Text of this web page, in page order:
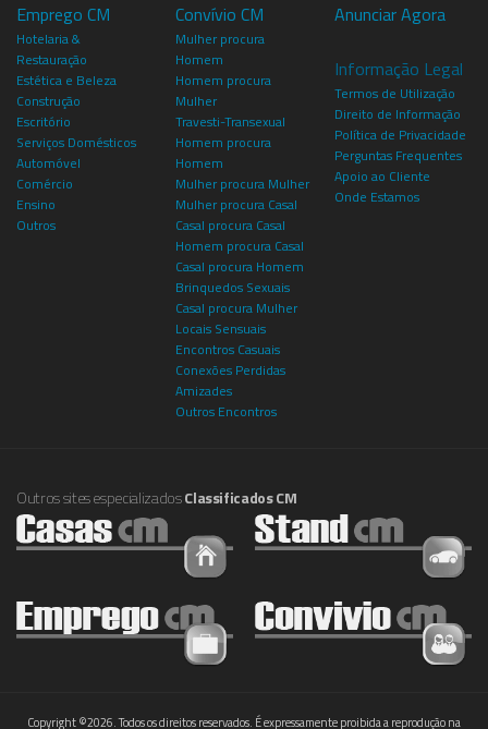
Emprego CM
Hotelaria &
Restauração
Estética e Beleza
Construção
Escritório
Serviços Domésticos
Automóvel
Comércio
Ensino
Outros
Convívio CM
Mulher procura
Homem
Homem procura
Mulher
Travesti-Transexual
Homem procura
Homem
Mulher procura Mulher
Mulher procura Casal
Casal procura Casal
Homem procura Casal
Casal procura Homem
Brinquedos Sexuais
Casal procura Mulher
Locais Sensuais
Encontros Casuais
Conexões Perdidas
Amizades
Outros Encontros
Anunciar Agora
Informação Legal
Termos de Utilização
Direito de Informação
Política de Privacidade
Perguntas Frequentes
Apoio ao Cliente
Onde Estamos
Outros sites especializadosClassificados CM
Copyright ©2026. Todos os direitos reservados. É expressamente proibida a reprodução na